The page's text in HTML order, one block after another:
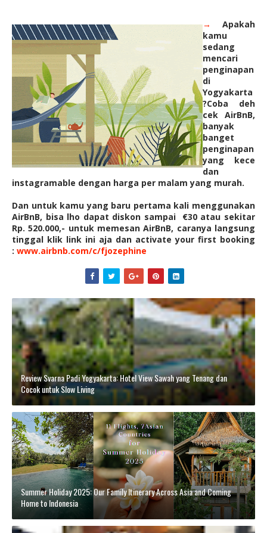
→
Apakah
kamu
sedang
mencari
penginapan
di
Yogyakarta
?Coba deh
cek AirBnB,
banyak
banget
penginapan
yang kece
dan
instagramable dengan harga per malam yang murah.
Dan untuk kamu yang baru pertama kali menggunakan
AirBnB, bisa lho dapat diskon sampai €30 atau sekitar
Rp. 520.000,- untuk memesan AirBnB, caranya langsung
tinggal klik link ini aja dan activate your first booking
: www.airbnb.com/c/fjozephine
Review Svarna Padi Yogyakarta: Hotel View Sawah yang Tenang dan
Cocok untuk Slow Living
Summer Holiday 2025: Our Family Itinerary Across Asia and Coming
Home to Indonesia